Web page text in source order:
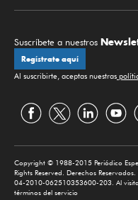
Suscríbete a nuestros
Regístrate aquí
Al suscribirte, aceptas nuestras
Copyright © 1988-2015 Periódico
Rights Reserved. Derechos
04-2010-062510353600-203. Al
términos del servicio